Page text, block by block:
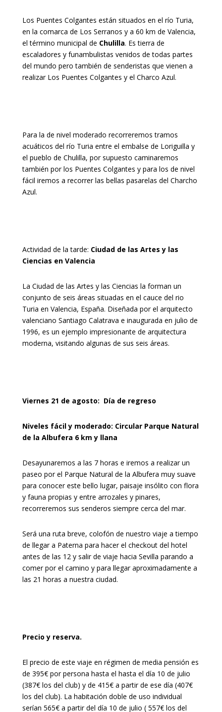
Los Puentes Colgantes están situados en el río Turia,
en la comarca de Los Serranos y a 60 km de Valencia,
el término municipal de Chulilla. Es tierra de
escaladores y funambulistas venidos de todas partes
del mundo pero también de senderistas que vienen a
realizar Los Puentes Colgantes y el Charco Azul.
Para la de nivel moderado recorreremos tramos
acuáticos del río Turia entre el embalse de Loriguilla y
el pueblo de Chulilla, por supuesto caminaremos
también por los Puentes Colgantes y para los de nivel
fácil iremos a recorrer las bellas pasarelas del Charcho
Azul.
Actividad de la tarde: Ciudad de las Artes y las
Ciencias en Valencia
La Ciudad de las Artes y las Ciencias la forman un
conjunto de seis áreas situadas en el cauce del rio
Turia en Valencia, España. Diseñada por el arquitecto
valenciano Santiago Calatrava e inaugurada en julio de
1996, es un ejemplo impresionante de arquitectura
moderna, visitando algunas de sus seis áreas.
Viernes 21 de agosto: Día de regreso
Niveles fácil y moderado: Circular Parque Natural
de la Albufera 6 km y llana
Desayunaremos a las 7 horas e iremos a realizar un
paseo por el Parque Natural de la Albufera muy suave
para conocer este bello lugar, paisaje insólito con flora
y fauna propias y entre arrozales y pinares,
recorreremos sus senderos siempre cerca del mar.
Será una ruta breve, colofón de nuestro viaje a tiempo
de llegar a Paterna para hacer el checkout del hotel
antes de las 12 y salir de viaje hacia Sevilla parando a
comer por el camino y para llegar aproximadamente a
las 21 horas a nuestra ciudad.
Precio y reserva.
El precio de este viaje en régimen de media pensión es
de 395€ por persona hasta el hasta el día 10 de julio
(387€ los del club) y de 415€ a partir de ese día (407€
los del club). La habitación doble de uso individual
serían 565€ a partir del día 10 de julio ( 557€ los del